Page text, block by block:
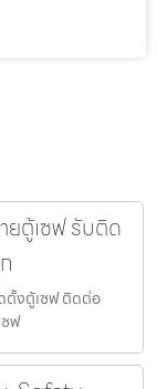
ยตู้เซฟ รับติด
ตั้งตู้เซฟ ติดต่อ
ฟ